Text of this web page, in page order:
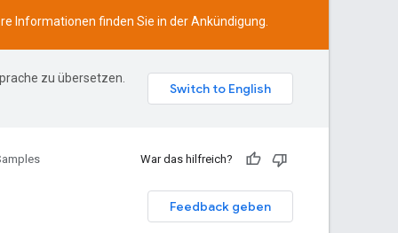
Informationen finden Sie in derAnkündigung
zu übersetzen.
War das hilfreich?
Feedback geben